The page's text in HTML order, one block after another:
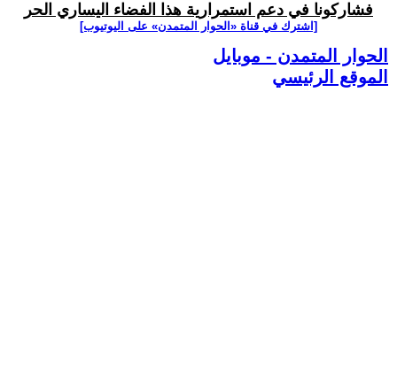
فشاركونا في دعم استمرارية هذا الفضاء اليساري الحر
[اشترك في قناة ‫«الحوار المتمدن» على اليوتيوب]
الحوار المتمدن - موبايل
الموقع الرئيسي